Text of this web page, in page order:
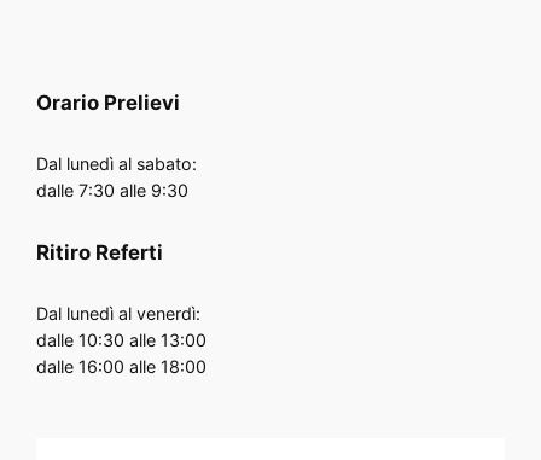
Orario Prelievi
Dal lunedì al sabato:
dalle 7:30 alle 9:30
Ritiro Referti
Dal lunedì al venerdì:
dalle 10:30 alle 13:00
dalle 16:00 alle 18:00